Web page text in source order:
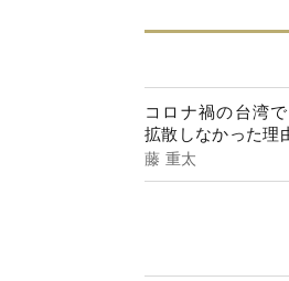
コロナ禍の台湾
拡散しなかった理
藤 重太